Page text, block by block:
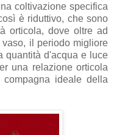
coltivazione specifica
è riduttivo, che sono
orticola, dove oltre ad
il periodo migliore
quantità d'acqua e luce
una relazione orticola
ideale della